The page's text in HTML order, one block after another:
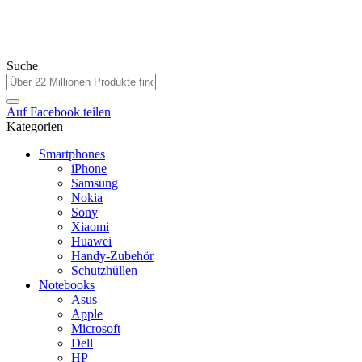
Suche
AufFacebook teilen
Kategorien
Smartphones
iPhone
Samsung
Nokia
Sony
Xiaomi
Huawei
Handy-Zubehör
Schutzhüllen
Notebooks
Asus
Apple
Microsoft
Dell
HP